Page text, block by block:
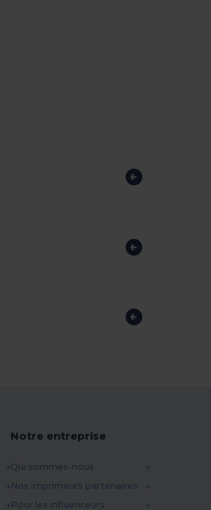
Notre entreprise
Qui sommes-nous
Nos imprimeurs partenaires
Pour les influenceurs